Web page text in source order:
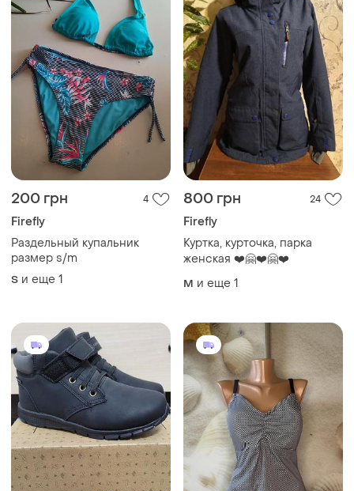
200 грн 4
Firefly
Раздельный купальник
размер s/m
S и еще 1
800 грн 24
Firefly
Куртка, курточка, парка
женская ❤️🤗❤️🤗❤️
M и еще 1